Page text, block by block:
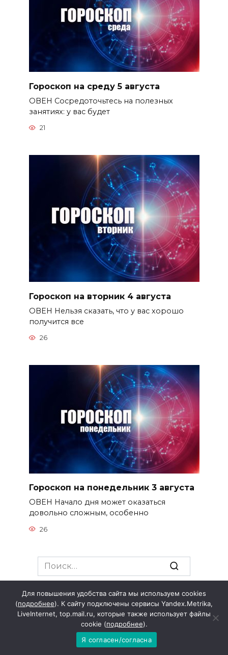
Гороскоп на среду 5 августа
ОВЕН Сосредоточьтесь на полезных
занятиях: у вас будет
21
Гороскоп на вторник 4 августа
ОВЕН Нельзя сказать, что у вас хорошо
получится все
26
Гороскоп на понедельник 3 августа
ОВЕН Начало дня может оказаться
довольно сложным, особенно
26
Search
for:
Пн Вт Ср Чт Пт Сб
Вс
1
2
5 6 7 8
12 13 14 15
Для повышения удобства сайта мы используем cookies
(подробнее). К сайту подключены сервисы Yandex.Metrika,
LiveInternet, top.mail.ru, которые также использует файлы
cookie (подробнее).
Я согласен/согласна